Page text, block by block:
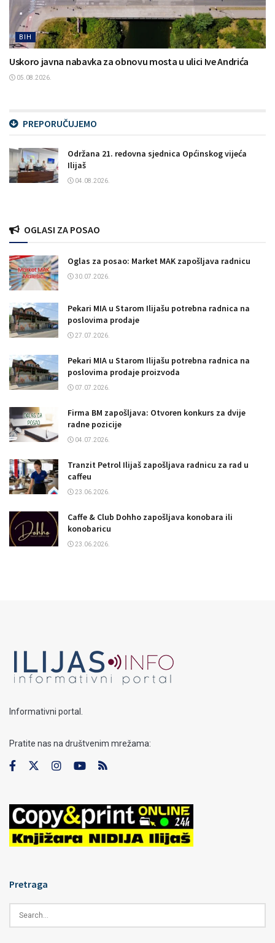
BIH
Uskoro javna nabavka za obnovu mosta u ulici Ive Andrića
05.08.2026.
PREPORUČUJEMO
Održana 21. redovna sjednica Općinskog vijeća
Ilijaš
04.08.2026.
OGLASI ZA POSAO
Oglas za posao: Market MAK zapošljava radnicu
30.07.2026.
Pekari MIA u Starom Ilijašu potrebna radnica na
poslovima prodaje
27.07.2026.
Pekari MIA u Starom Ilijašu potrebna radnica na
poslovima prodaje proizvoda
07.07.2026.
Firma BM zapošljava: Otvoren konkurs za dvije
radne pozicije
04.07.2026.
Tranzit Petrol Ilijaš zapošljava radnicu za rad u
caffeu
23.06.2026.
Caffe & Club Dohho zapošljava konobara ili
konobaricu
23.06.2026.
Informativni portal.
Pratite nas na društvenim mrežama:
Pretraga